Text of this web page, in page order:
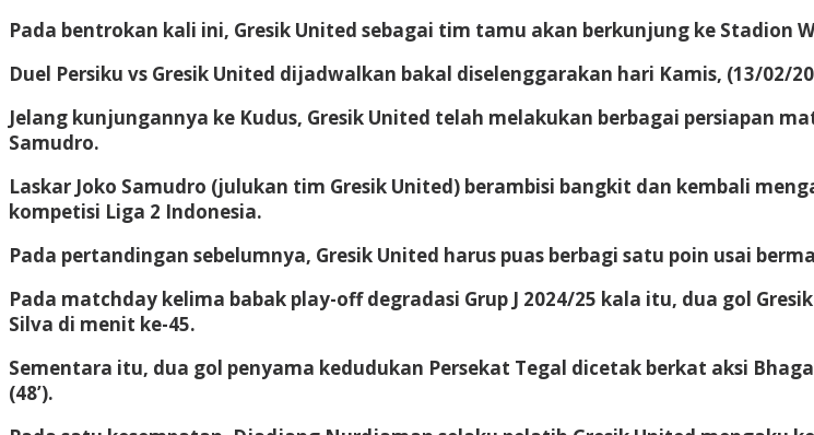
Pada bentrokan kali ini, Gresik United sebagai tim tamu akan berkunjung ke Stadion
Duel Persiku vs Gresik United dijadwalkan bakal diselenggarakan hari Kamis, (13/02/
Jelang kunjungannya ke Kudus, Gresik United telah melakukan berbagai persiapan
Samudro.
Laskar Joko Samudro (julukan tim Gresik United) berambisi bangkit dan kembali
kompetisi Liga 2 Indonesia.
Pada pertandingan sebelumnya, Gresik United harus puas berbagi satu poin usai
Pada matchday kelima babak play-off degradasi Grup J 2024/25 kala itu, dua gol
Silva di menit ke-45.
Sementara itu, dua gol penyama kedudukan Persekat Tegal dicetak berkat aksi
(48’).